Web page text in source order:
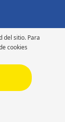
del sitio. Para
cookies